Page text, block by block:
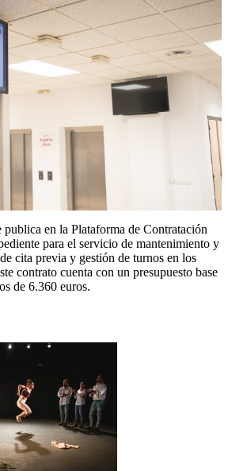
en la Plataforma de Contratación
para el servicio de mantenimiento y
cita previa y gestión de turnos en los
contrato cuenta con un presupuesto base
de 6.360 euros.